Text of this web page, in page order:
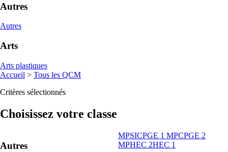
Autres
Autres
Arts
Arts plastiques
Accueil > Tous les QCM
Critères sélectionnés
Choisissez votre classe
Autres
MPSICPGE 1 MPCPGE 2
MPHEC 2HEC 1